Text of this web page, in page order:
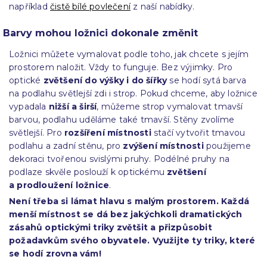
například čistě bílé povlečeníz naší nabídky.
Barvy mohou ložnici dokonale změnit
Ložnici můžete vymalovat podle toho, jak chcete s jejím
prostorem naložit. Vždy to funguje. Bez výjimky. Pro
optické zvětšení do výšky i do šířkyse hodí sytá barva
na podlahu světlejší zdi i strop. Pokud chceme, aby ložnice
vypadala nižší a širší, můžeme strop vymalovat tmavší
barvou, podlahu uděláme také tmavší. Stěny zvolíme
světlejší. Pro rozšíření místnostistačí vytvořit tmavou
podlahu a zadní stěnu, pro zvýšení místnostipoužijeme
dekoraci tvořenou svislými pruhy. Podélné pruhy na
podlaze skvěle poslouží k optickému zvětšení
a prodloužení ložnice.
Není třeba si lámat hlavu s malým prostorem. Každá
menší místnost se dá bez jakýchkoli dramatických
zásahů optickými triky zvětšit a přizpůsobit
požadavkům svého obyvatele. Využijte ty triky, které
se hodí zrovna vám!